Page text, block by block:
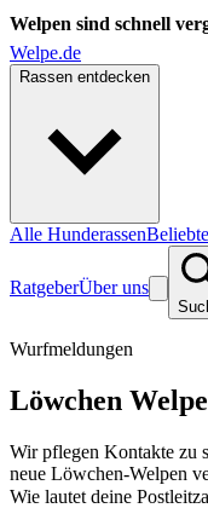
Welpen sind schnell
Welpe.de
Rassen entdecken
Alle Hunderassen
RatgeberÜber uns
Wurfmeldungen
Löwchen
Wir pflegen Kontakte zu
neue Löwchen-Welpen
Wie lautet deine